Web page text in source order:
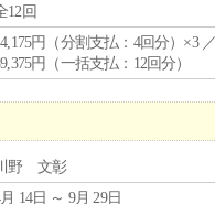
12回
円（分割支払：4回分）×3
円（一括支払：12回分）
野 文彰
14日 ～ 9月 29日